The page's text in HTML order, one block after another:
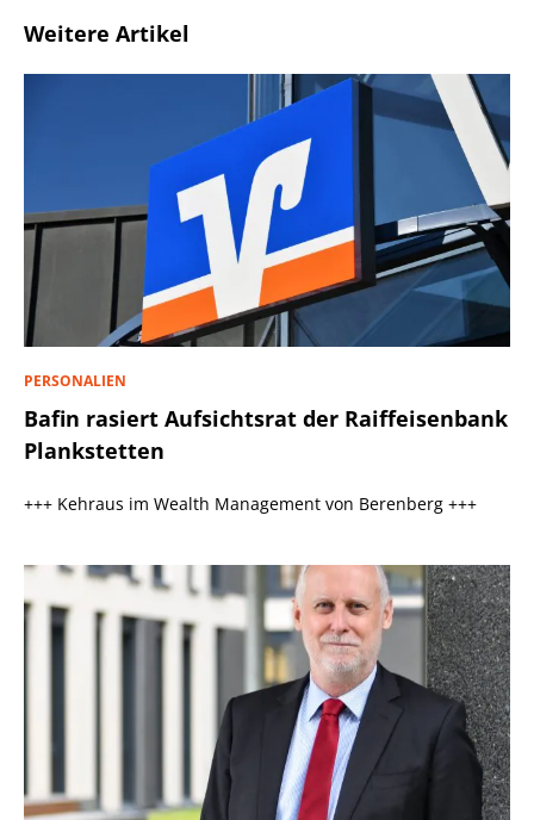
Weitere Artikel
PERSONALIEN
Bafin rasiert Aufsichtsrat der Raiffeisenbank
Plankstetten
+++ Kehraus im Wealth Management von Berenberg +++